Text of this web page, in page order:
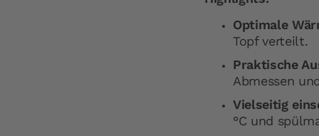
Optimale
Topf verteilt.
Praktische
Abmessen
Vielseitig
°C und